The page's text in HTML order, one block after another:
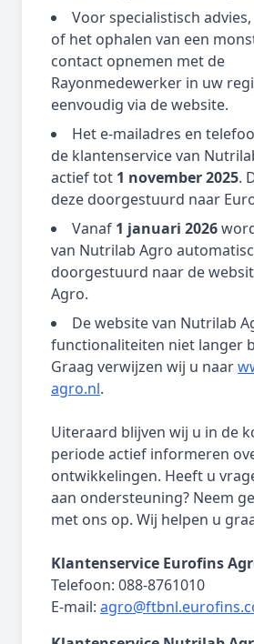
Voor specialistisch
of het ophalen van een
contact opnemen met de
Rayonmedewerker in uw
eenvoudig via de website.
Het e-mailadres en
de klantenservice van
actief tot 1 november 2025.
deze doorgestuurd naar
Vanaf 1 januari 2026
van Nutrilab Agro
doorgestuurd naar de
Agro.
De website van Nutrilab
functionaliteiten niet langer
Graag verwijzen wij u naar
agro.nl.
Uiteraard blijven wij u in de
periode actief informeren
ontwikkelingen. Heeft u
aan ondersteuning? Neem
met ons op. Wij helpen u
Klantenservice Eurofins
Telefoon: 088-8761010
E-mail: